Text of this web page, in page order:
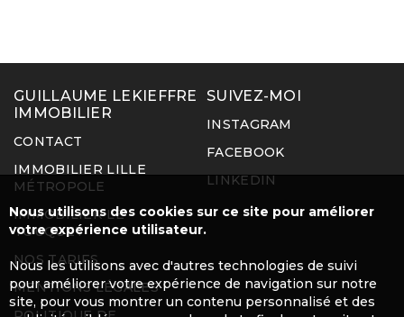
GUILLAUME LEKIEFFRE
IMMOBILIER
CONTACT
IMMOBILIER LILLE
MÉTROPOLE
IMMOBILIER LE
TOUQUET
NOS TARIFS
MENTIONS LÉGALES
SUIVEZ-MOI
INSTAGRAM
FACEBOOK
LINKEDIN
Nous utilisons des cookies sur ce site pour améliorer
votre expérience utilisateur.
Nous les utilisons avec d'autres technologies de suivi
pour améliorer votre expérience de navigation sur notre
site, pour vous montrer un contenu personnalisé et des